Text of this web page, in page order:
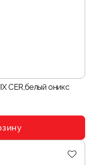
CER,белый оникс